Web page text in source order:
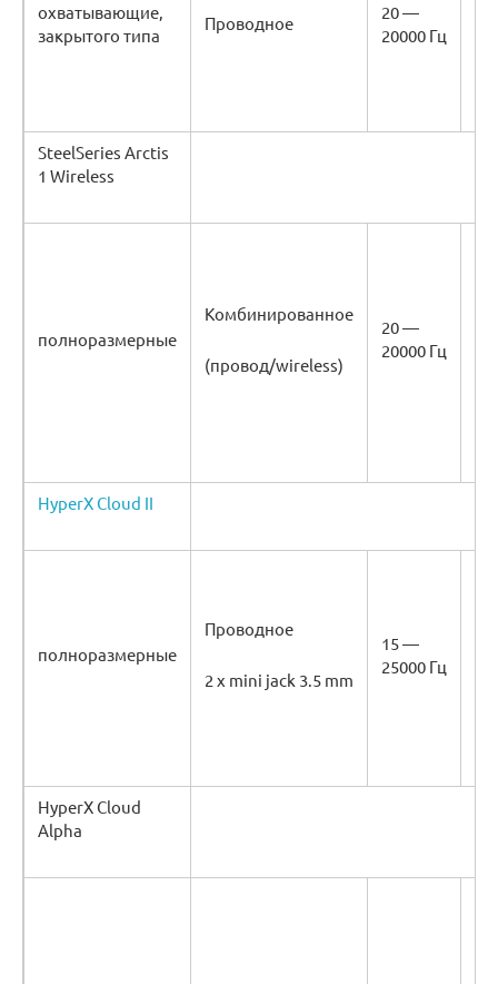
охватывающие,
закрытого типа
Проводное
20 —
20000 Гц
SteelSeries Arctis
1 Wireless
полноразмерные
Комбинированное
(провод/wireless)
20 —
20000 Гц
HyperX Cloud II
полноразмерные
Проводное
2 x mini jack 3.5 mm
15 —
25000 Гц
HyperX Cloud
Alpha